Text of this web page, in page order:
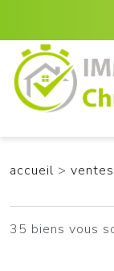
accueil > ventes
35 biens vous